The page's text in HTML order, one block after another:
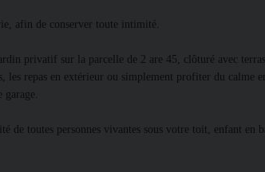
afin de conserver toute intimité.
privatif sur la parcelle de 2 are 45, clôturé avec
les repas en extérieur ou simplement profiter du calme
garage.
de toutes personnes vivantes sous votre toit, enfant en